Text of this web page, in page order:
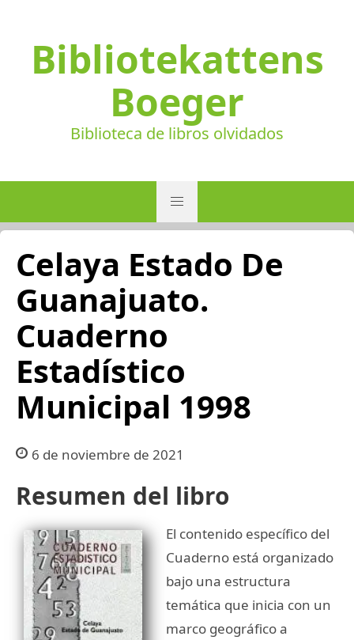
Bibliotekattens
Boeger
Biblioteca de libros olvidados
Celaya Estado De
Guanajuato.
Cuaderno
Estadístico
Municipal 1998
6 de noviembre de 2021
Resumen del libro
El contenido específico del
Cuaderno está organizado
bajo una estructura
temática que inicia con un
marco geográfico a